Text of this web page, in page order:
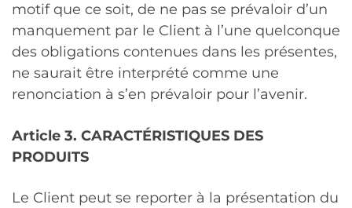
motif que ce soit, de ne pas se prévaloir d’un
manquement par le Client à l’une quelconque
des obligations contenues dans les présentes,
ne saurait être interprété comme une
renonciation à s’en prévaloir pour l’avenir.
Article 3. CARACTÉRISTIQUES DES
PRODUITS
Le Client peut se reporter à la présentation du